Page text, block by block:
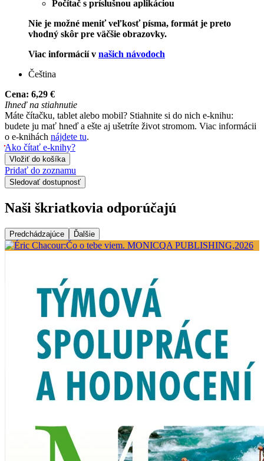
Počítač s príslušnou aplikáciou
Nie je možné meniť veľkosť písma, formát je preto
vhodný skôr pre väčšie obrazovky.
Viac informácií v našich návodoch
Čeština
Cena: 6,29 €
Ihneď na stiahnutie
Máte čítačku, tablet alebo mobil? Stiahnite si do nich e-knihu:
budete ju mať hneď a ešte aj ušetríte život stromom. Viac informácii
o e-knihách nájdete tu.
Ako čítať e-knihy?
Vložiť do košíka
Pridať do zoznamu
Sledovať dostupnosť
Naši škriatkovia odporúčajú
Predchádzajúce Ďalšie